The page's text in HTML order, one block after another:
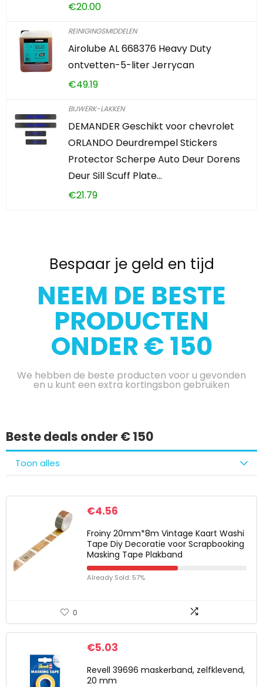
€20.00
REINIGINGSMIDDELEN
Airolube AL 668376 Heavy Duty
ontvetten-5-liter Jerrycan
€49.19
BIJWERK-LAKKEN
DEMANDER Geschikt voor chevrolet
ORLANDO Deurdrempel Stickers
Protector Scherpe Auto Deur Dorens
Deur Sill Scuff Plate…
€21.79
Bespaar je geld en tijd
NEEM DE BESTE
PRODUCTEN
ONDER € 150
We hebben de beste producten voor u gevonden
en u kunt een extra kortingsbon gebruiken
Beste deals onder € 150
Toon alles
€4.56
Froiny 20mm*8m Vintage Kaart Washi
Tape Diy Decoratie voor Scrapbooking
Masking Tape Plakband
Already Sold: 57%
0
€5.03
Revell 39696 maskerband, zelfklevend,
20 mm